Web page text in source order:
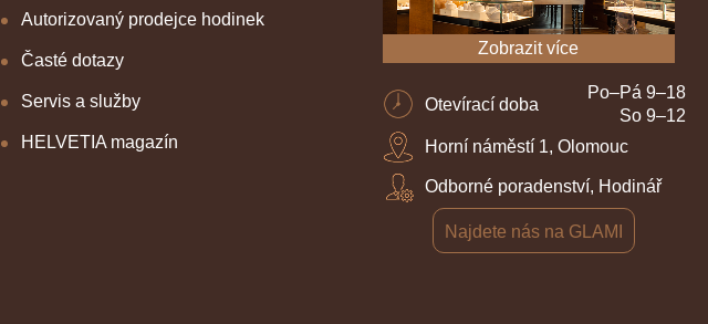
Autorizovaný prodejce hodinek
Časté dotazy
Servis a služby
HELVETIA magazín
Zobrazit více
Otevírací doba
Po–Pá 9–18
So 9–12
Horní náměstí 1, Olomouc
Odborné poradenství, Hodinář
Najdete nás na GLAMI